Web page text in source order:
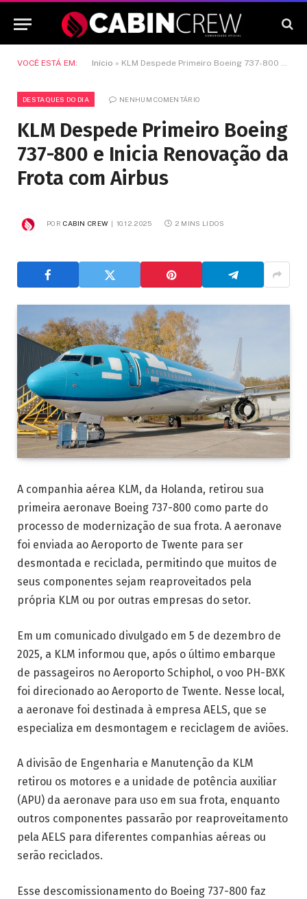
VOCÊ ESTÁ EM: Início » KLM Despede Primeiro Boeing 737-800 e Inicia Renovação da Frota com Airbus
DESTAQUES DO DIA NENHUM COMENTÁRIO
KLM Despede Primeiro Boeing
737-800 e Inicia Renovação da
Frota com Airbus
POR CABIN CREW 10.12.2025 2 MINS LIDOS
A companhia aérea KLM, da Holanda, retirou sua
primeira aeronave Boeing 737-800 como parte do
processo de modernização de sua frota. A aeronave
foi enviada ao Aeroporto de Twente para ser
desmontada e reciclada, permitindo que muitos de
seus componentes sejam reaproveitados pela
própria KLM ou por outras empresas do setor.
Em um comunicado divulgado em 5 de dezembro de
2025, a KLM informou que, após o último embarque
de passageiros no Aeroporto Schiphol, o voo PH-BXK
foi direcionado ao Aeroporto de Twente. Nesse local,
a aeronave foi destinada à empresa AELS, que se
especializa em desmontagem e reciclagem de aviões.
A divisão de Engenharia e Manutenção da KLM
retirou os motores e a unidade de potência auxiliar
(APU) da aeronave para uso em sua frota, enquanto
outros componentes passarão por reaproveitamento
pela AELS para diferentes companhias aéreas ou
serão reciclados.
Esse descomissionamento do Boeing 737-800 faz